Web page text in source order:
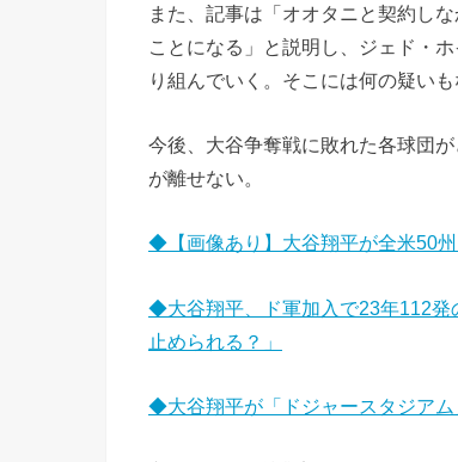
また、記事は「オオタニと契約し
ことになる」と説明し、ジェド・
り組んでいく。そこには何の疑い
今後、大谷争奪戦に敗れた各球団
が離せない。
◆【画像あり】大谷翔平が全米50
◆大谷翔平、ド軍加入で23年112発
止められる？」
◆大谷翔平が「ドジャースタジア